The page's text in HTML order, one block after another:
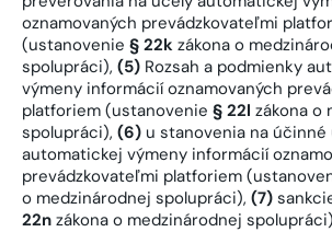
oznamovaných prevádzkovateľmi
(ustanovenie § 22k zákona o
spolupráci), (5) Rozsah a podmienky
výmeny informácií oznamovaných
platforiem (ustanovenie § 22l zákona o
spolupráci), (6) u stanovenia na účinné
automatickej výmeny informácií
prevádzkovateľmi platforiem
o medzinárodnej spolupráci), (7)
22n zákona o medzinárodnej